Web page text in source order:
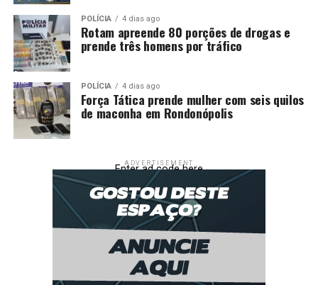
POLÍCIA 4 dias ago
Rotam apreende 80 porções de drogas e
prende três homens por tráfico
POLÍCIA 4 dias ago
Força Tática prende mulher com seis quilos
de maconha em Rondonópolis
ADVERTISEMENT
Enter ad code here